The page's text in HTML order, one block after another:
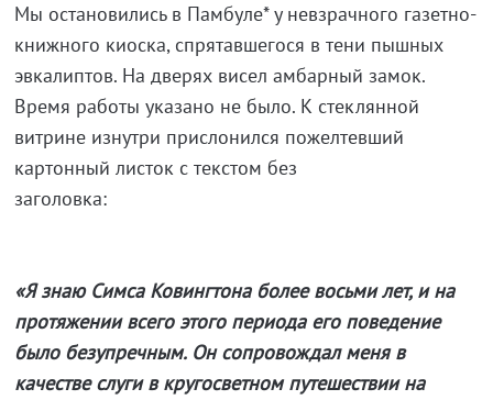
Мы остановились в Памбуле* у невзрачного газетно-
книжного киоска, спрятавшегося в тени пышных
эвкалиптов. На дверях висел амбарный замок.
Время работы указано не было. К стеклянной
витрине изнутри прислонился пожелтевший
картонный листок с текстом без
«Я знаю Симса Ковингтона более восьми лет, и на
протяжении всего этого периода его поведение
было безупречным. Он сопровождал меня в
качестве слуги в кругосветном путешествии на